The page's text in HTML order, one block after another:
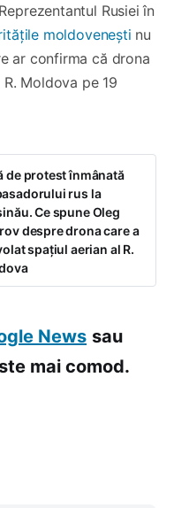
Rusiei în
moldovenești nu
ar confirma că drona
Moldova pe 19
de protest înmânată
rus la
Ce spune Oleg
despre drona care a
spațiul aerian al R.
News sau
mai comod.